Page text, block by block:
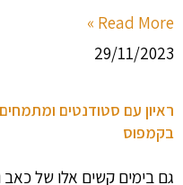
Read More »
29/11/2023
ראיון עם סטודנטים
בקמפוס
גם בימים קשים אלו של